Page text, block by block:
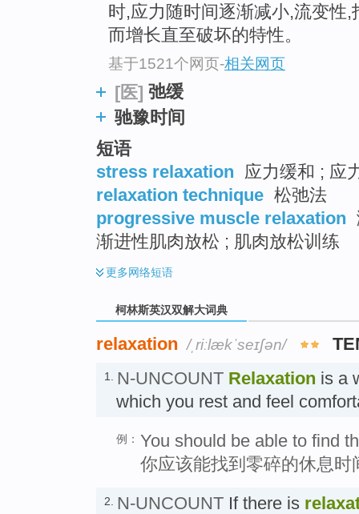
时,应力随时间逐渐减小,流变性
而增长直至破坏的特性。
基于1521个网页-相关网页
[医] 弛缓
驰豫时间
短语
stress relaxation 应力缓和 ; 应
relaxation technique 松弛法
progressive muscle relaxation
渐进性肌肉放松 ; 肌肉放松训练
更多网络短语
柯林斯英汉双解大词典
relaxation /ˌriːlækˈseɪʃən/
1. N-UNCOUNT Relaxation is a
which you rest and feel
例： You should be able to find
你应该能找到零碎的休息时
2. N-UNCOUNT If there is